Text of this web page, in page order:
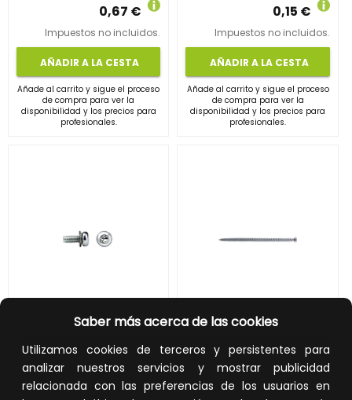
Saber más acerca de las cookies
Utilizamos cookies de terceros y persistentes para
analizar nuestros servicios y mostrar publicidad
relacionada con las preferencias de los usuarios en
0,67 €
Impuestos no incluidos.
AÑADIR A LA CESTA
Añade al carrito y sigue el proceso
de compra para ver la
disponibilidad y los precios para
profesionales.
0,15 €
Impuestos no incluidos.
AÑADIR A LA CESTA
Añade al carrito y sigue el proceso
de compra para ver la
disponibilidad y los precios para
profesionales.
REF:38TT22T
0,14 €
REF: 97562FBS
0,32 €